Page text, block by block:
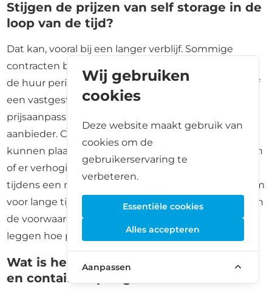
Stijgen de prijzen van self storage in de
loop van de tijd?
Dat kan, vooral bij een langer verblijf. Sommige
contracten bevatten indexering, wat betekent dat
de huur periodiek kan stijgen op basis van inflatie of
een vastgestelde index. Andere contracten staan
prijsaanpassingen toe onder het prijsbeleid van de
aanbieder. Controleer hoe vaak prijsverhogingen
kunnen plaatsvinden, hoeveel bedenktijd u krijgt en
of er verhogingen van toepassing kunnen zijn
tijdens een minimumtermijn. Als u van plan bent om
voor lange tijd op te slaan, bewaar dan een kopie van
de voorwaarden en vraag de aanbieder om uit te
leggen hoe prijswijzigingen in de praktijk werken.
Wat is het verschil tussen self storage
en containeropslag?
Wij gebruiken
cookies
Deze website maakt gebruik van
cookies om de
gebruikerservaring te
verbeteren.
Essentiële cookies
Alles accepteren
Aanpassen